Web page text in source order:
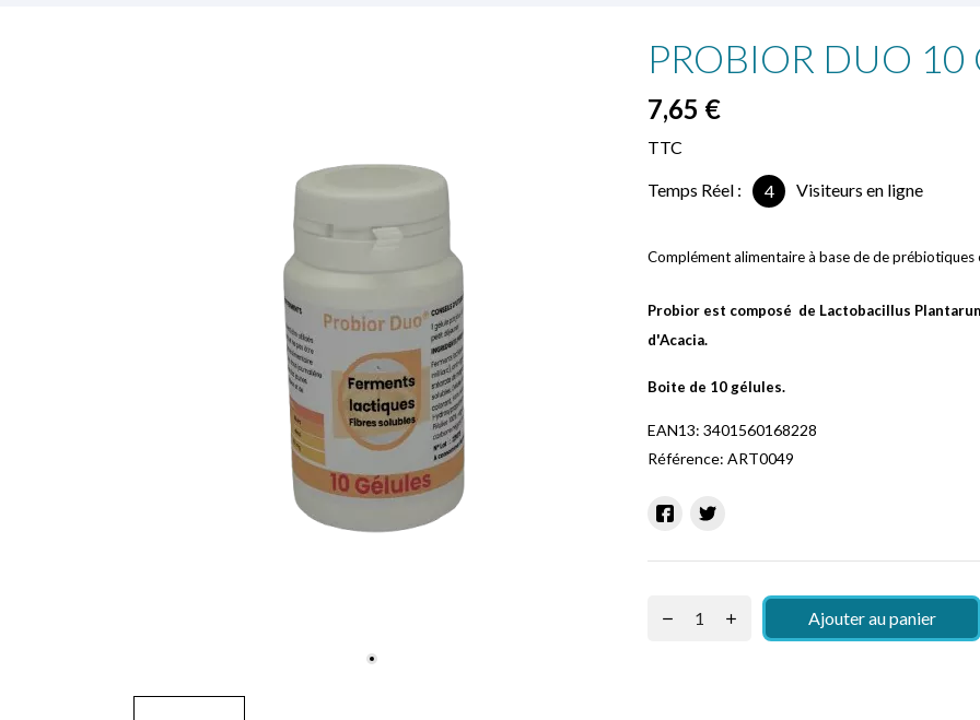
PROBIOR DUO 10
7,65 €
TTC
Temps Réel : 9 Visiteurs en ligne
Complément alimentaire à base de de
Probior est composé de Lactobacillus
d'Acacia.
Boite de 10 gélules.
EAN13: 3401560168228
Référence: ART0049
Ajouter au panier